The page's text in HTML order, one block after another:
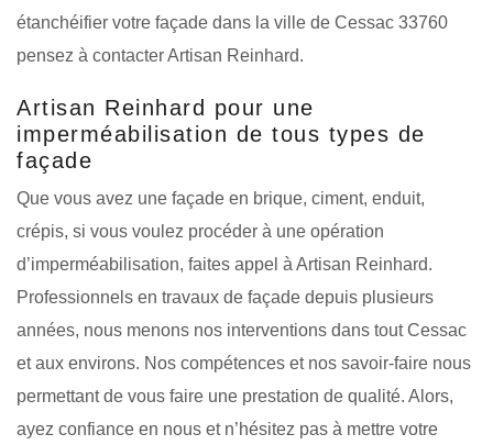
étanchéifier votre façade dans la ville de Cessac 33760
pensez à contacter Artisan Reinhard.
Artisan Reinhard pour une
imperméabilisation de tous types de
façade
Que vous avez une façade en brique, ciment, enduit,
crépis, si vous voulez procéder à une opération
d’imperméabilisation, faites appel à Artisan Reinhard.
Professionnels en travaux de façade depuis plusieurs
années, nous menons nos interventions dans tout Cessac
et aux environs. Nos compétences et nos savoir-faire nous
permettant de vous faire une prestation de qualité. Alors,
ayez confiance en nous et n’hésitez pas à mettre votre